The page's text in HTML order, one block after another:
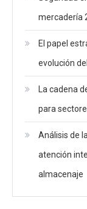
mercadería
El papel
evolución
La cadena
para
Análisis de
atención
almacenaje